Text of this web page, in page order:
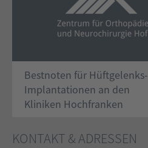
Bestnoten für Hüftgelenks-
Implantationen an den
Kliniken Hochfranken
KONTAKT & ADRESSEN